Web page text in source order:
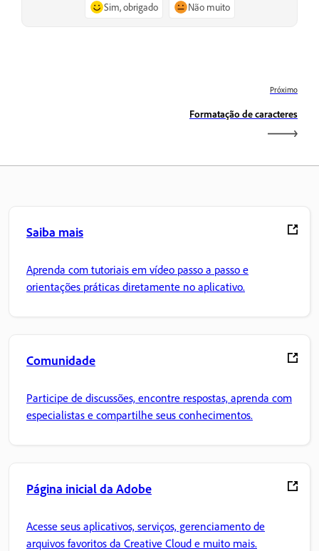
Sim, obrigado Não muito
Próximo
Formatação de caracteres
Saiba mais
Aprenda com tutoriais em vídeo passo a passo e
orientações práticas diretamente no aplicativo.
Comunidade
Participe de discussões, encontre respostas, aprenda com
especialistas e compartilhe seus conhecimentos.
Página inicial da Adobe
Acesse seus aplicativos, serviços, gerenciamento de
arquivos favoritos da Creative Cloud e muito mais.